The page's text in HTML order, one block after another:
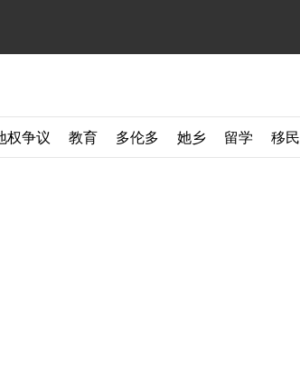
权争议 教育 多伦多 她乡 留学 移民